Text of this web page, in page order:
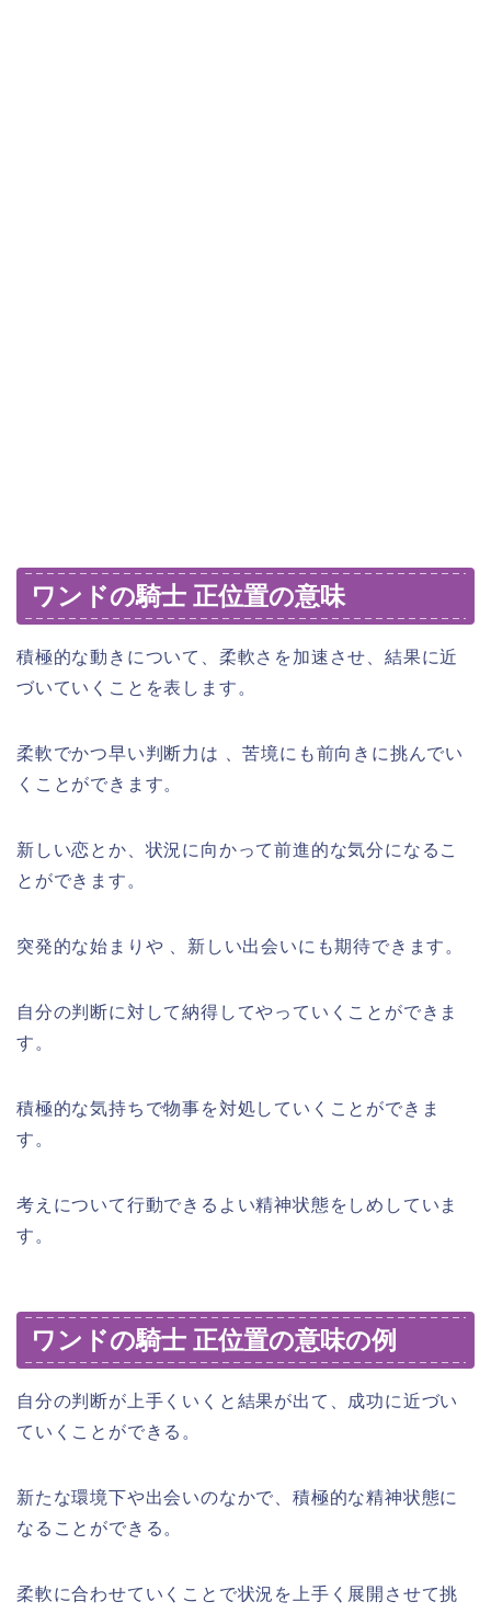
ワンドの騎士 正位置の意味
積極的な動きについて、柔軟さを加速させ、結果に近
づいていくことを表します。
柔軟でかつ早い判断力は 、苦境にも前向きに挑んでい
くことができます。
新しい恋とか、状況に向かって前進的な気分になるこ
とができます。
突発的な始まりや 、新しい出会いにも期待できます。
自分の判断に対して納得してやっていくことができま
す。
積極的な気持ちで物事を対処していくことができま
す。
考えについて行動できるよい精神状態をしめしていま
す。
ワンドの騎士 正位置の意味の例
自分の判断が上手くいくと結果が出て、成功に近づい
ていくことができる。
新たな環境下や出会いのなかで、積極的な精神状態に
なることができる。
柔軟に合わせていくことで状況を上手く展開させて挑